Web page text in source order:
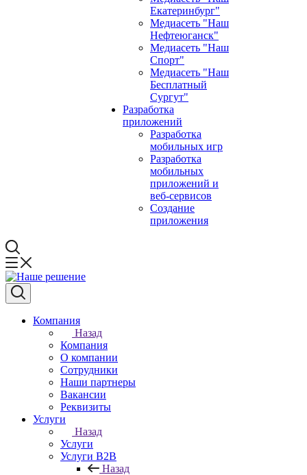
Екатеринбург"
Медиасеть "Наш
Нефтеюганск"
Медиасеть "Наш
Спорт"
Медиасеть "Наш
Бесплатный
Сургут"
Разработка
приложений
Разработка
мобильных игр
Разработка
мобильных
приложений и
веб-сервисов
Создание
приложения
Компания
Назад
Компания
О компании
Сотрудники
Наши партнеры
Вакансии
Реквизиты
Услуги
Назад
Услуги
Услуги B2B
Назад